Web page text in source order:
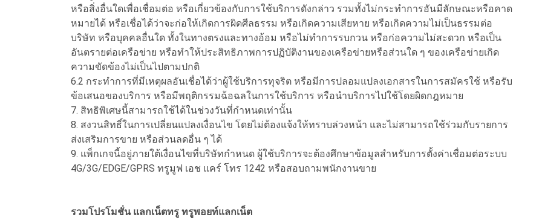
หรือสิ่งอื่นใดเพื่อเชื่อมต่อ หรือเกี่ยวข้องกับการใช้บริการดังกล่าว รวมทั้งไม่กระทำการอันมีลักษณะหรือคาด
หมายได้ หรือเชื่อได้ว่าจะก่อให้เกิดการผิดศีลธรรม หรือเกิดความเสียหาย หรือเกิดความไม่เป็นธรรมต่อ
บริษัท หรือบุคคลอื่นใด ทั้งในทางตรงและทางอ้อม หรือไม่ทำการรบกวน หรือก่อความไม่สะดวก หรือเป็น
อันตรายต่อเครือข่าย หรือทำให้ประสิทธิภาพการปฏิบัติงานของเครือข่ายหรือส่วนใด ๆ ของเครือข่ายเกิด
ความขัดข้องไม่เป็นไปตามปกติ
6.2 กระทำการที่มีเหตุผลอันเชื่อได้ว่าผู้ใช้บริการทุจริต หรือมีการปลอมแปลงเอกสารในการสมัครใช้ หรือรับ
ข้อเสนอของบริการ หรือมีพฤติกรรมฉ้อฉลในการใช้บริการ หรือนำบริการไปใช้โดยผิดกฎหมาย
7. สิทธิพิเศษนี้สามารถใช้ได้ในช่วงวันที่กำหนดเท่านั้น
8. สงวนสิทธิ์ในการเปลี่ยนแปลงเงื่อนไข โดยไม่ต้องแจ้งให้ทราบล่วงหน้า และไม่สามารถใช้ร่วมกับรายการ
ส่งเสริมการขาย หรือส่วนลดอื่น ๆ ได้
9. แพ็กเกจนี้อยู่ภายใต้เงื่อนไขที่บริษัทกำหนด ผู้ใช้บริการจะต้องศึกษาข้อมูลสำหรับการตั้งค่าเชื่อมต่อระบบ
4G/3G/EDGE/GPRS ทรูมูฟ เอช แคร์ โทร 1242 หรือสอบถามพนักงานขาย
รวมโปรโมชั่น แลกเน็ตทรู ทรูพอยท์แลกเน็ต